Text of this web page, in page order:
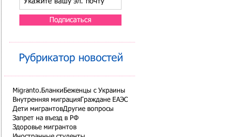
Подписаться
Рубрикатор новостей
Migranto.Бланки Беженцы с Украины
Внутренняя миграция Граждане ЕАЭС
Дети мигрантовДругие вопросы
Запрет на въезд в РФ
Здоровье мигрантов